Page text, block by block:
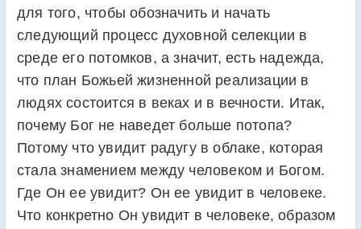
для того, чтобы обозначить и начать
следующий процесс духовной селекции в
среде его потомков, а значит, есть надежда,
что план Божьей жизненной реализации в
людях состоится в веках и в вечности. Итак,
почему Бог не наведет больше потопа?
Потому что увидит радугу в облаке, которая
стала знамением между человеком и Богом.
Где Он ее увидит? Он ее увидит в человеке.
Что конкретно Он увидит в человеке, образом